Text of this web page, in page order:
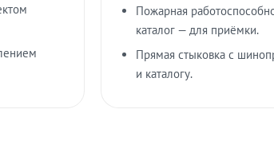
Пожарная
каталог — для приёмки.
Прямая стыковка с
и каталогу.